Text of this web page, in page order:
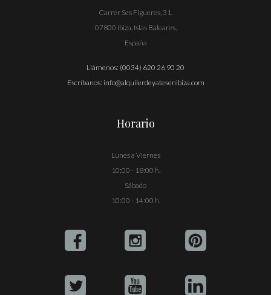
Carrer Ses Figueres, 31,
07800 Ibiza, Islas Baleares,
España
Llámenos: (0034) 620 26 90 20
Escríbanos: info@alquilerdeyatesenibiza.com
Horario
Lunes a Viernes
10:00 - 18:00 h.
Sábado
10:00 - 14:00 h.